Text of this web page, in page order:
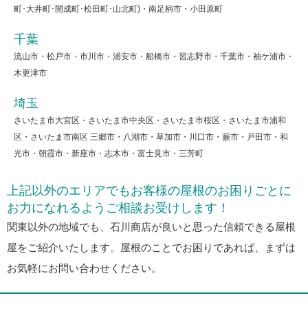
町･大井町･開成町･松田町･山北町)・南足柄市・小田原町
千葉
流山市・松戸市・市川市・浦安市・船橋市・習志野市・千葉市・袖ケ浦市・
木更津市
埼玉
さいたま市大宮区・さいたま市中央区・さいたま市桜区・さいたま市浦和
区・さいたま市南区 三郷市・八潮市・草加市・川口市・蕨市・戸田市・和
光市・朝霞市・新座市・志木市・富士見市・三芳町
上記以外のエリアでもお客様の屋根のお困りごとに
お力になれるようご相談お受けします！
関東以外の地域でも、石川商店が良いと思った信頼できる屋根
屋をご紹介いたします。屋根のことでお困りであれば、まずは
お気軽にお問い合わせください。